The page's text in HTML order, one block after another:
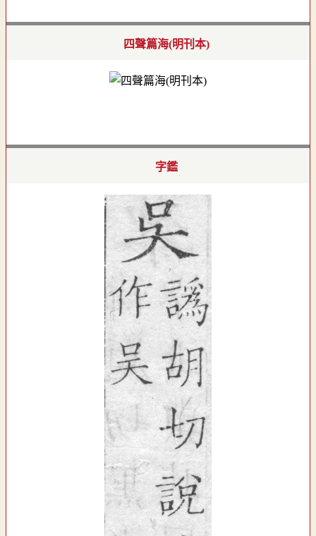
四聲篇海(明刊本)
字鑑